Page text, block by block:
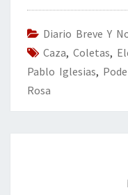
o
o
k
er dI
n
Diario Breve Y
Caza, Coletas,
Pablo Iglesias,
Rosa